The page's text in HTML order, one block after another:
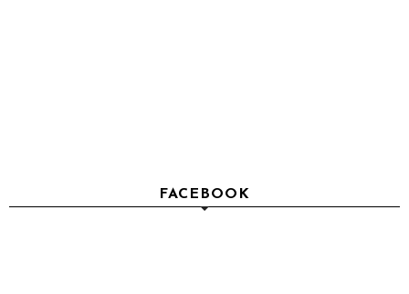
FACEBOOK